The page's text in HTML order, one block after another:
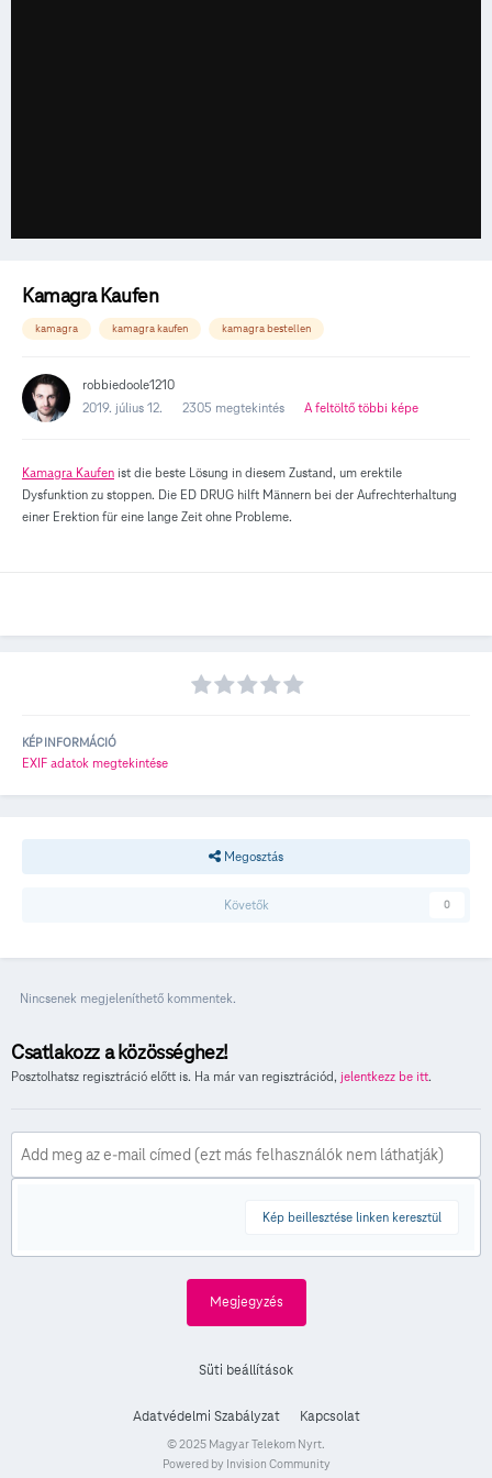
Kamagra Kaufen
kamagra kamagra kaufen kamagra bestellen
robbiedoole1210
2019. július 12.
2305 megtekintés A feltöltő többi képe
Kamagra Kaufen ist die beste Lösung in diesem Zustand, um erektile
Dysfunktion zu stoppen. Die ED DRUG hilft Männern bei der Aufrechterhaltung
einer Erektion für eine lange Zeit ohne Probleme.
KÉP INFORMÁCIÓ
EXIF adatok megtekintése
Megosztás
Követők 0
Nincsenek megjeleníthető kommentek.
Csatlakozz a közösséghez!
Posztolhatsz regisztráció előtt is. Ha már van regisztrációd, jelentkezz be itt.
Kép beillesztése linken keresztül
Megjegyzés
Süti beállítások
Adatvédelmi Szabályzat Kapcsolat
© 2025 Magyar Telekom Nyrt.
Powered by Invision Community